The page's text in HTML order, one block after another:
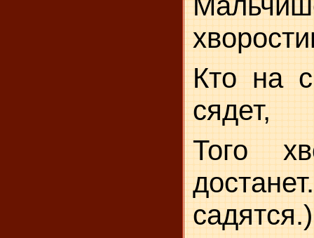
Кто на
сядет,
Того
садятся.)